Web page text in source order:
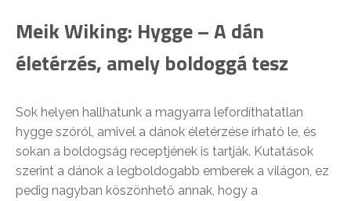
Meik Wiking: Hygge – A dán
életérzés, amely boldoggá tesz
Sok helyen hallhatunk a magyarra lefordíthatatlan
hygge szóról, amivel a dánok életérzése írható le, és
sokan a boldogság receptjének is tartják. Kutatások
szerint a dánok a legboldogabb emberek a világon, ez
pedig nagyban köszönhető annak, hogy a